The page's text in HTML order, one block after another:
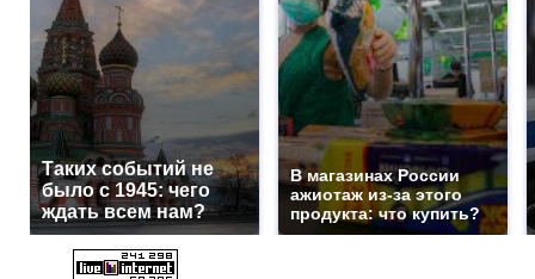
Таких событий не
было с 1945: чего
ждать всем нам?
В магазинах России
ажиотаж из-за этого
продукта: что купить?